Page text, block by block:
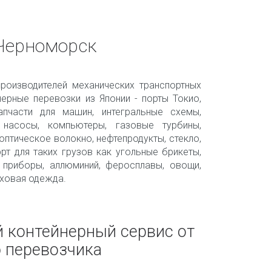
механических транспортных
перевозки из Японии - порты Токио,
для машин, интегральные схемы,
компьютеры, газовые турбины,
волокно, нефтепродукты, стекло,
для таких грузов как угольные брикеты,
аллюминий, феросплавы, овощи,
одежда.
контейнерный сервис от